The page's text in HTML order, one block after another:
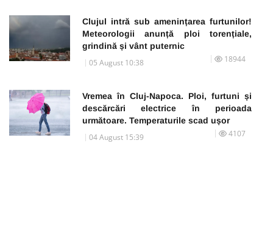
Clujul intră sub amenințarea furtunilor!
Meteorologii anunță ploi torențiale,
grindină și vânt puternic
05 August 10:38 18944
Vremea în Cluj-Napoca. Ploi, furtuni și
descărcări electrice în perioada
următoare. Temperaturile scad ușor
04 August 15:39 4107